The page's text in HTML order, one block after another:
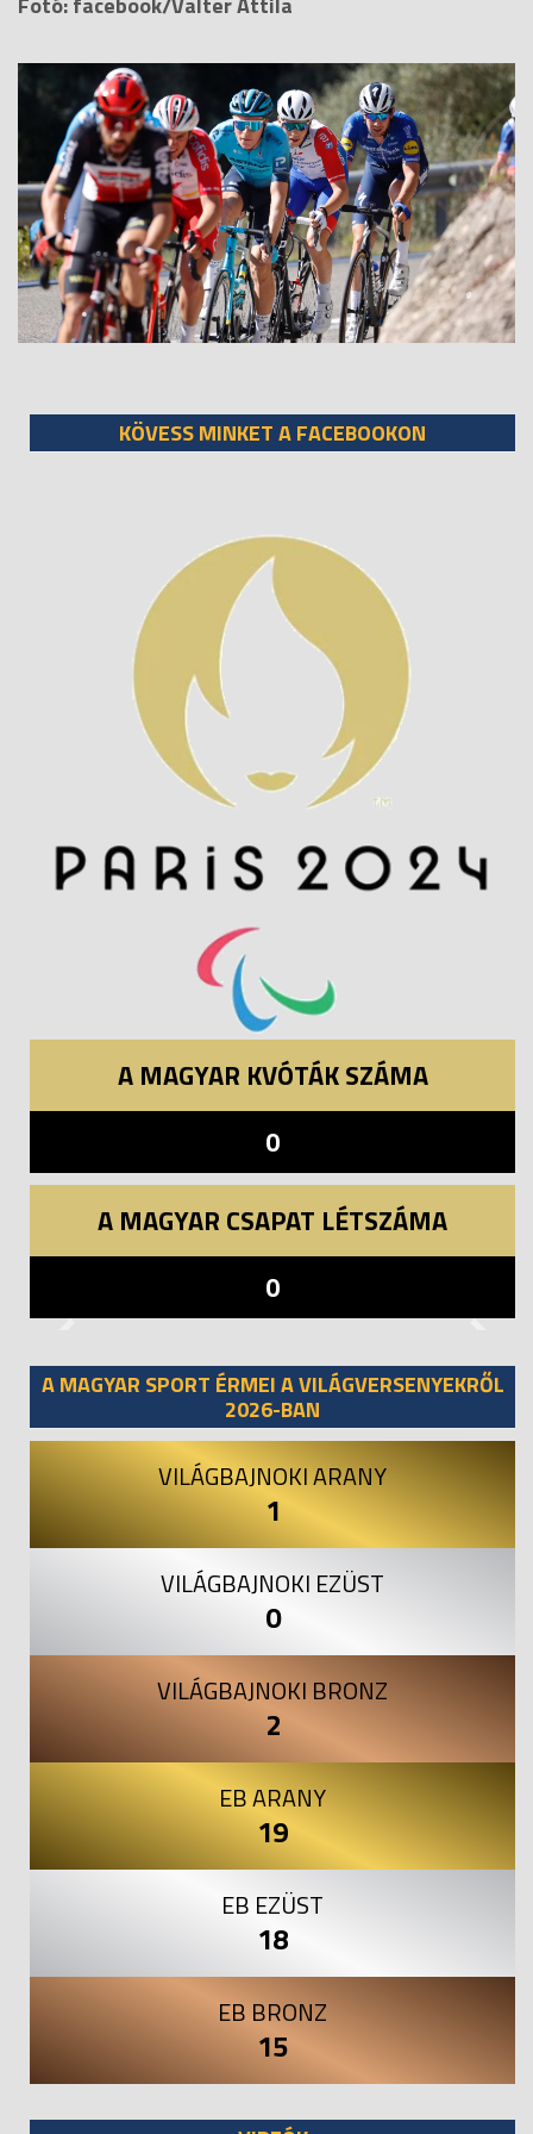
KÖVESS MINKET A FACEBOOKON
A MAGYAR KVÓTÁK SZÁMA
0
A MAGYAR CSAPAT LÉTSZÁMA
0
A MAGYAR SPORT ÉRMEI A VILÁGVERSENYEKRŐL
2026-BAN
VILÁGBAJNOKI ARANY
1
VILÁGBAJNOKI EZÜST
0
VILÁGBAJNOKI BRONZ
2
EB ARANY
19
EB EZÜST
18
EB BRONZ
15